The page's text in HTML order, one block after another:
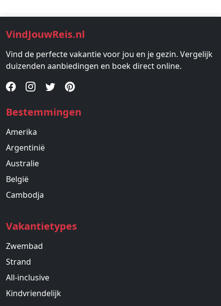
VindJouwReis.nl
Vind de perfecte vakantie voor jou en je gezin. Vergelijk
duizenden aanbiedingen en boek direct online.
Bestemmingen
Amerika
Argentinië
Australie
België
Cambodja
Vakantietypes
Zwembad
Strand
All-inclusive
Kindvriendelijk